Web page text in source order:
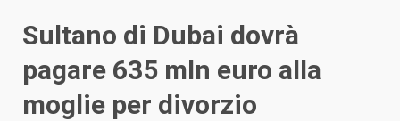
Sultano di Dubai dovrà
pagare 635 mln euro alla
moglie per divorzio